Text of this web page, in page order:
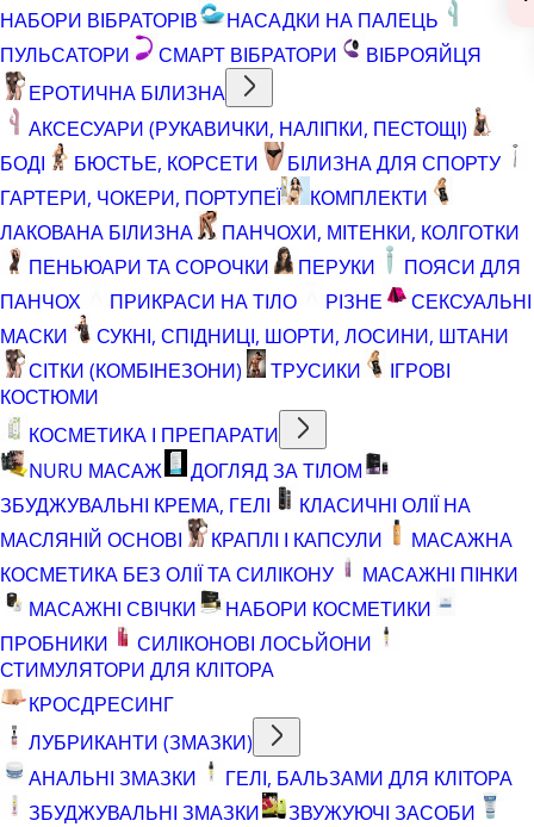
НАБОРИ ВІБРАТОРІВ
НАСАДКИ НА ПАЛЕЦЬ
ПУЛЬСАТОРИ
СМАРТ ВІБРАТОРИ
ВІБРОЯЙЦЯ
ЕРОТИЧНА БІЛИЗНА
АКСЕСУАРИ (РУКАВИЧКИ, НАЛІПКИ, ПЕСТОЩІ)
БОДІ
БЮСТЬЕ, КОРСЕТИ
БІЛИЗНА ДЛЯ СПОРТУ
ГАРТЕРИ, ЧОКЕРИ, ПОРТУПЕЇ
КОМПЛЕКТИ
ЛАКОВАНА БІЛИЗНА
ПАНЧОХИ, МІТЕНКИ, КОЛГОТКИ
ПЕНЬЮАРИ ТА СОРОЧКИ
ПЕРУКИ
ПОЯСИ ДЛЯ
ПАНЧОХ
ПРИКРАСИ НА ТІЛО РІЗНЕ
СЕКСУАЛЬНІ
МАСКИ
СУКНІ, СПІДНИЦІ, ШОРТИ, ЛОСИНИ, ШТАНИ
СІТКИ (КОМБІНЕЗОНИ)
ТРУСИКИ
ІГРОВІ
КОСТЮМИ
КОСМЕТИКА І ПРЕПАРАТИ
NURU МАСАЖ
ДОГЛЯД ЗА ТІЛОМ
ЗБУДЖУВАЛЬНІ КРЕМА, ГЕЛІ
КЛАСИЧНІ ОЛІЇ НА
МАСЛЯНІЙ ОСНОВІ
КРАПЛІ І КАПСУЛИ
МАСАЖНА
КОСМЕТИКА БЕЗ ОЛІЇ ТА СИЛІКОНУ
МАСАЖНІ ПІНКИ
МАСАЖНІ СВІЧКИ
НАБОРИ КОСМЕТИКИ
ПРОБНИКИ
СИЛІКОНОВІ ЛОСЬЙОНИ
СТИМУЛЯТОРИ ДЛЯ КЛІТОРА
КРОСДРЕСИНГ
ЛУБРИКАНТИ (ЗМАЗКИ)
АНАЛЬНІ ЗМАЗКИ
ГЕЛІ, БАЛЬЗАМИ ДЛЯ КЛІТОРА
ЗБУДЖУВАЛЬНІ ЗМАЗКИ
ЗВУЖУЮЧІ ЗАСОБИ